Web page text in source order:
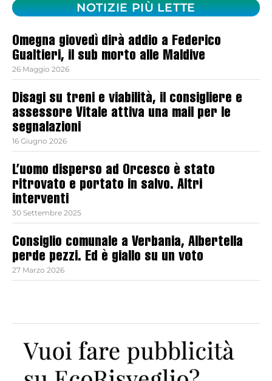
NOTIZIE PIÙ LETTE
Omegna giovedì dirà addio a Federico
Gualtieri, il sub morto alle Maldive
26 Maggio 2026
Disagi su treni e viabilità, il consigliere e
assessore Vitale attiva una mail per le
segnalazioni
16 Giugno 2026
L’uomo disperso ad Orcesco è stato
ritrovato e portato in salvo. Altri
interventi
30 Settembre 2025
Consiglio comunale a Verbania, Albertella
perde pezzi. Ed è giallo su un voto
27 Marzo 2026